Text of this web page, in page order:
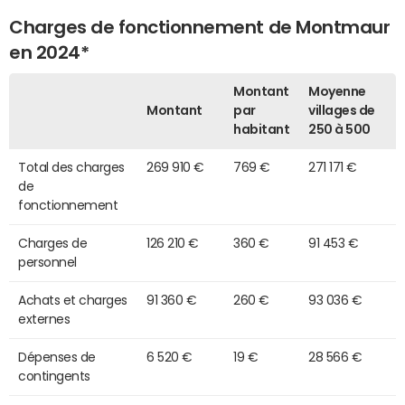
Charges de fonctionnement de Montmaur
en 2024*
Montant
Montant
par
habitant
Moyenne
villages de
250 à 500
Total des charges
de
fonctionnement
269 910 € 769 € 271 171 €
Charges de
personnel
126 210 € 360 € 91 453 €
Achats et charges
externes
91 360 € 260 € 93 036 €
Dépenses de
contingents
6 520 € 19 € 28 566 €